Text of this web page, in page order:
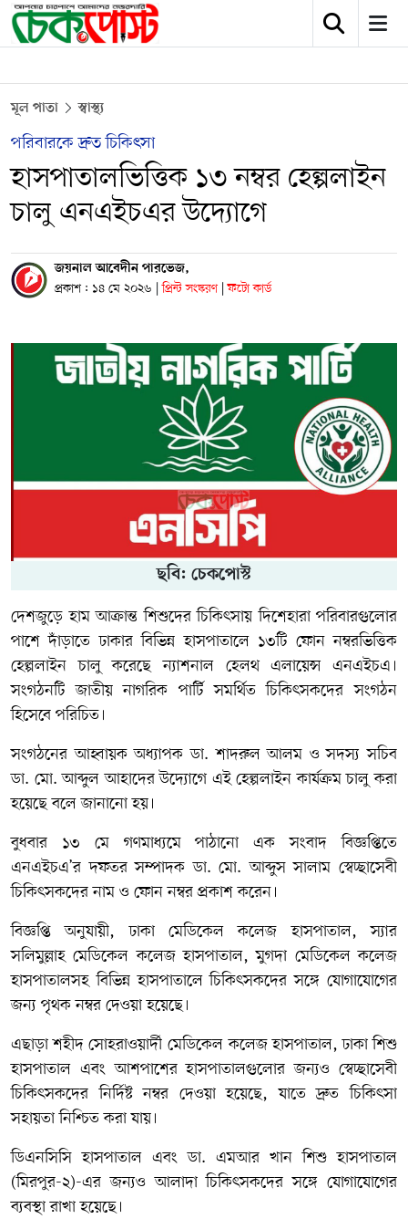
মূল পাতা স্বাস্থ্য
পরিবারকে দ্রুত চিকিৎসা
হাসপাতালভিত্তিক ১৩ নম্বর হেল্পলাইন
চালু এনএইচএর উদ্যোগে
জয়নাল আবেদীন পারভেজ,
প্রকাশ : ১৪ মে ২০২৬ | প্রিন্ট সংস্করণ | ফটো কার্ড
ছবি: চেকপোস্ট
দেশজুড়ে হাম আক্রান্ত শিশুদের চিকিৎসায় দিশেহারা পরিবারগুলোর
পাশে দাঁড়াতে ঢাকার বিভিন্ন হাসপাতালে ১৩টি ফোন নম্বরভিত্তিক
হেল্পলাইন চালু করেছেন্যাশনাল হেলথ এলায়েন্স এনএইচএ।
সংগঠনটিজাতীয় নাগরিক পার্টি সমর্থিত চিকিৎসকদের সংগঠন
হিসেবে পরিচিত।
সংগঠনের আহ্বায়ক অধ্যাপক ডা. শাদরুল আলম ও সদস্য সচিব
ডা. মো. আব্দুল আহাদের উদ্যোগে এই হেল্পলাইন কার্যক্রম চালু করা
হয়েছে বলে জানানো হয়।
বুধবার ১৩ মে গণমাধ্যমে পাঠানো এক সংবাদ বিজ্ঞপ্তিতে
এনএইচএ’র দফতর সম্পাদক ডা. মো. আব্দুস সালাম স্বেচ্ছাসেবী
চিকিৎসকদের নাম ও ফোন নম্বর প্রকাশ করেন।
বিজ্ঞপ্তি অনুযায়ী, ঢাকা মেডিকেল কলেজ হাসপাতাল, স্যার
সলিমুল্লাহ মেডিকেল কলেজ হাসপাতাল, মুগদা মেডিকেল কলেজ
হাসপাতালসহ বিভিন্ন হাসপাতালে চিকিৎসকদের সঙ্গে যোগাযোগের
জন্য পৃথক নম্বর দেওয়া হয়েছে।
এছাড়া শহীদ সোহরাওয়ার্দী মেডিকেল কলেজ হাসপাতাল, ঢাকা শিশু
হাসপাতাল এবং আশপাশের হাসপাতালগুলোর জন্যও স্বেচ্ছাসেবী
চিকিৎসকদের নির্দিষ্ট নম্বর দেওয়া হয়েছে, যাতে দ্রুত চিকিৎসা
সহায়তা নিশ্চিত করা যায়।
ডিএনসিসি হাসপাতাল এবং ডা. এমআর খান শিশু হাসপাতাল
(মিরপুর-২)-এর জন্যও আলাদা চিকিৎসকদের সঙ্গে যোগাযোগের
ব্যবস্থা রাখা হয়েছে।